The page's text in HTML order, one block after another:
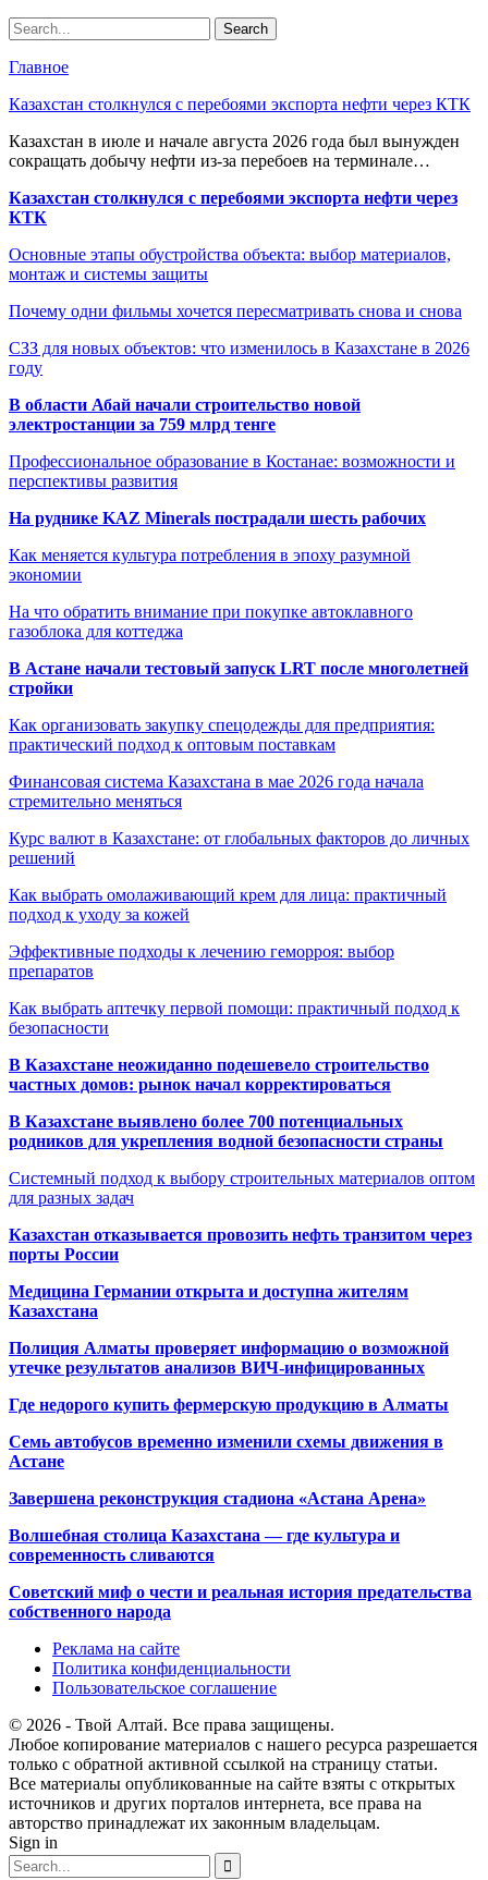
Главное
Казахстан столкнулся с перебоями экспорта нефти через КТК
Казахстан в июле и начале августа 2026 года был вынужден
сокращать добычу нефти из-за перебоев на терминале…
Казахстан столкнулся с перебоями экспорта нефти через
КТК
Основные этапы обустройства объекта: выбор материалов,
монтаж и системы защиты
Почему одни фильмы хочется пересматривать снова и снова
СЗЗ для новых объектов: что изменилось в Казахстане в 2026
году
В области Абай начали строительство новой
электростанции за 759 млрд тенге
Профессиональное образование в Костанае: возможности и
перспективы развития
На руднике KAZ Minerals пострадали шесть рабочих
Как меняется культура потребления в эпоху разумной
экономии
На что обратить внимание при покупке автоклавного
газоблока для коттеджа
В Астане начали тестовый запуск LRT после многолетней
стройки
Как организовать закупку спецодежды для предприятия:
практический подход к оптовым поставкам
Финансовая система Казахстана в мае 2026 года начала
стремительно меняться
Курс валют в Казахстане: от глобальных факторов до личных
решений
Как выбрать омолаживающий крем для лица: практичный
подход к уходу за кожей
Эффективные подходы к лечению геморроя: выбор
препаратов
Как выбрать аптечку первой помощи: практичный подход к
безопасности
В Казахстане неожиданно подешевело строительство
частных домов: рынок начал корректироваться
В Казахстане выявлено более 700 потенциальных
родников для укрепления водной безопасности страны
Системный подход к выбору строительных материалов оптом
для разных задач
Казахстан отказывается провозить нефть транзитом через
порты России
Медицина Германии открыта и доступна жителям
Казахстана
Полиция Алматы проверяет информацию о возможной
утечке результатов анализов ВИЧ-инфицированных
Где недорого купить фермерскую продукцию в Алматы
Семь автобусов временно изменили схемы движения в
Астане
Завершена реконструкция стадиона «Астана Арена»
Волшебная столица Казахстана — где культура и
современность сливаются
Советский миф о чести и реальная история предательства
собственного народа
Реклама на сайте
Политика конфиденциальности
Пользовательское соглашение
© 2026 - Твой Алтай. Все права защищены.
Любое копирование материалов с нашего ресурса разрешается
только с обратной активной ссылкой на страницу статьи.
Все материалы опубликованные на сайте взяты с открытых
источников и других порталов интернета, все права на
авторство принадлежат их законным владельцам.
Sign in